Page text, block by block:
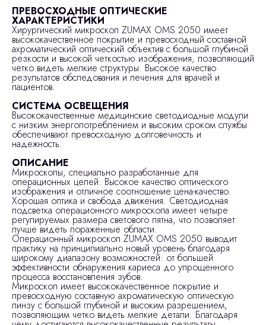
ПРЕВОСХОДНЫЕ ОПТИЧЕСКИЕ
ХАРАКТЕРИСТИКИ
Хирургический микроскоп ZUMAX OMS 2050 имеет
высококачественное покрытие и превосходный составной
ахроматический оптический объектив с большой глубиной
резкости и высокой четкостью изображения, позволяющий
четко видеть мелкие структуры. Высокое качество
результатов обследования и лечения для врачей и
пациентов.
СИСТЕМА ОСВЕЩЕНИЯ
Высококачественные медицинские светодиодные модули
с низким энергопотреблением и высоким сроком службы
обеспечивают превосходную долговечность и
надежность.
ОПИСАНИЕ
Микроскопы, специально разработанные для
операционных целей. Высокое качество оптического
изображения и отличное соотношение цена-качество.
Хорошая оптика и свобода движения. Светодиодная
подсветка операционного микроскопа имеет четыре
регулируемых размера светового пятна, что позволяет
лучше видеть пораженные области.
Операционный микроскоп ZUMAX OMS 2050 выводит
практику на принципиально новый уровень благодаря
широкому диапазону возможностей: от большей
эффективности обнаружения кариеса до упрощенного
процесса восстановления зубов.
Микроскоп имеет высококачественное покрытие и
превосходную составную ахроматическую оптическую
линзу с большой глубиной и высоким разрешением,
позволяющим четко видеть мелкие детали. Благодаря